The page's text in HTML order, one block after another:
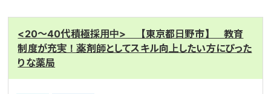
<20～40代積極採用中> 【東京都日野市】 教育
制度が充実！薬剤師としてスキル向上したい方にぴった
りな薬局